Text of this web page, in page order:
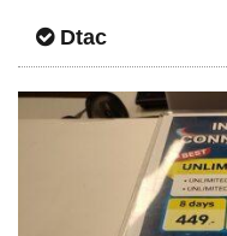
Dtac